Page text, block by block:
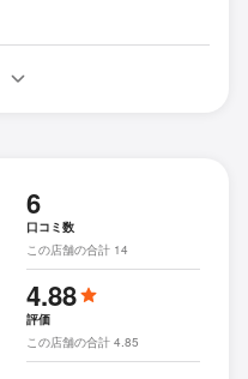
6
口コミ数
この店舗の合計 14
4.88
評価
この店舗の合計 4.85